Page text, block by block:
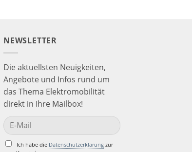
NEWSLETTER
Die aktuellsten Neuigkeiten,
Angebote und Infos rund um
das Thema Elektromobilität
direkt in Ihre Mailbox!
Ich habe die Datenschutzerklärungzur